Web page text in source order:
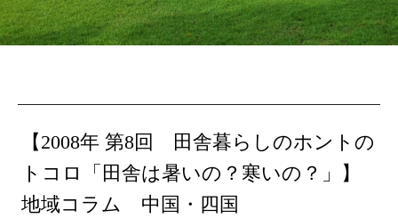
【2008年 第8回 田舎暮らしのホントの
トコロ「田舎は暑いの？寒いの？」】
地域コラム 中国・四国